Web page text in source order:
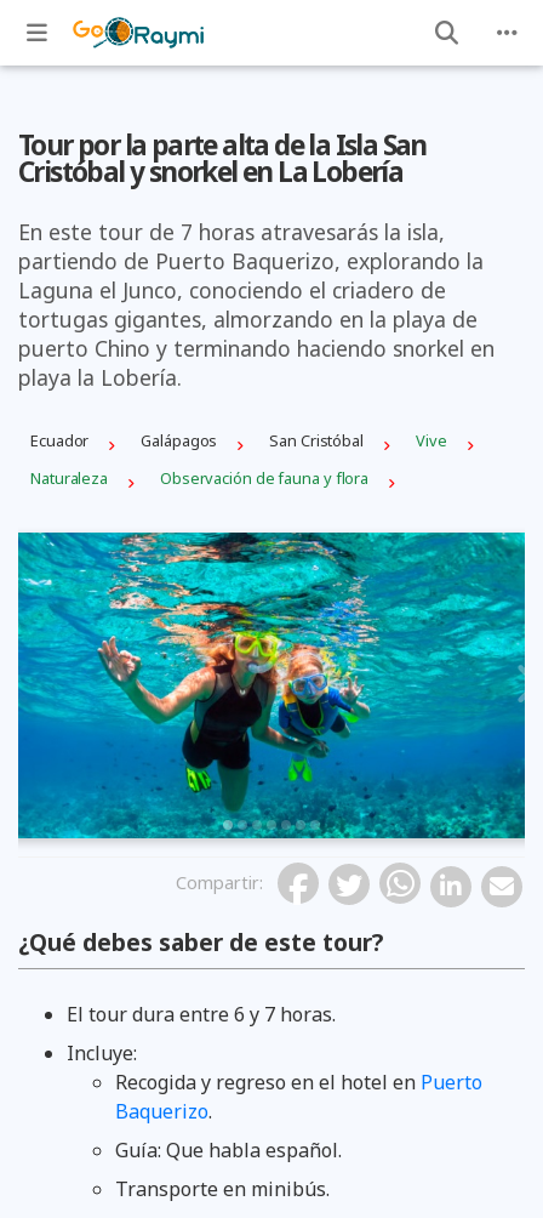
Tour por la parte alta de la Isla San
Cristóbal y snorkel en La Lobería
En este tour de 7 horas atravesarás la isla,
partiendo de Puerto Baquerizo, explorando la
Laguna el Junco, conociendo el criadero de
tortugas gigantes, almorzando en la playa de
puerto Chino y terminando haciendo snorkel en
playa la Lobería.
Ecuador Galápagos San Cristóbal
Vive
Naturaleza
Observación de fauna y flora
Previous
Compartir:
¿Qué debes saber de este tour?
El tour dura entre 6 y 7 horas.
Incluye:
Recogida y regreso en el hotel en Puerto
Baquerizo.
Guía: Que habla español.
Transporte en minibús.